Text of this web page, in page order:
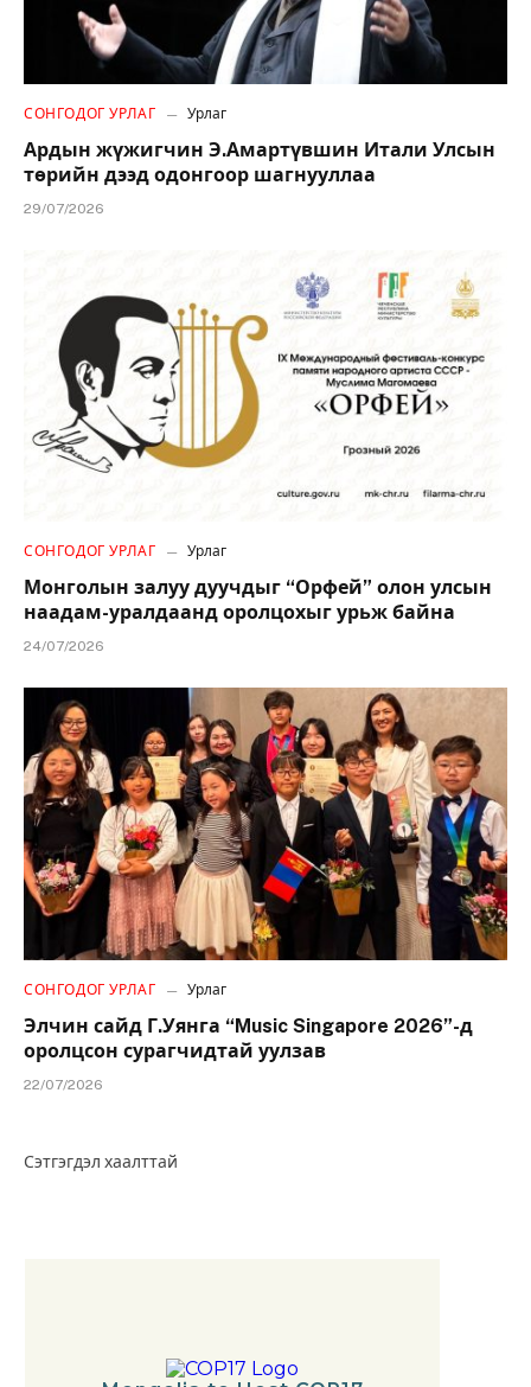
СОНГОДОГ УРЛАГ Урлаг
Ардын жүжигчин Э.Амартүвшин Итали Улсын
төрийн дээд одонгоор шагнууллаа
29/07/2026
СОНГОДОГ УРЛАГ Урлаг
Монголын залуу дуучдыг “Орфей” олон улсын
наадам-уралдаанд оролцохыг урьж байна
24/07/2026
СОНГОДОГ УРЛАГ Урлаг
Элчин сайд Г.Уянга “Music Singapore 2026”-д
оролцсон сурагчидтай уулзав
22/07/2026
Сэтгэгдэл хаалттай